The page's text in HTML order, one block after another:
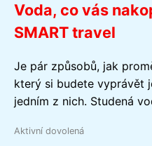
Voda, co vás
SMART travel
Je pár způsobů, jak
který si budete vyprávět
jedním z nich. Studená
Aktivní dovolená